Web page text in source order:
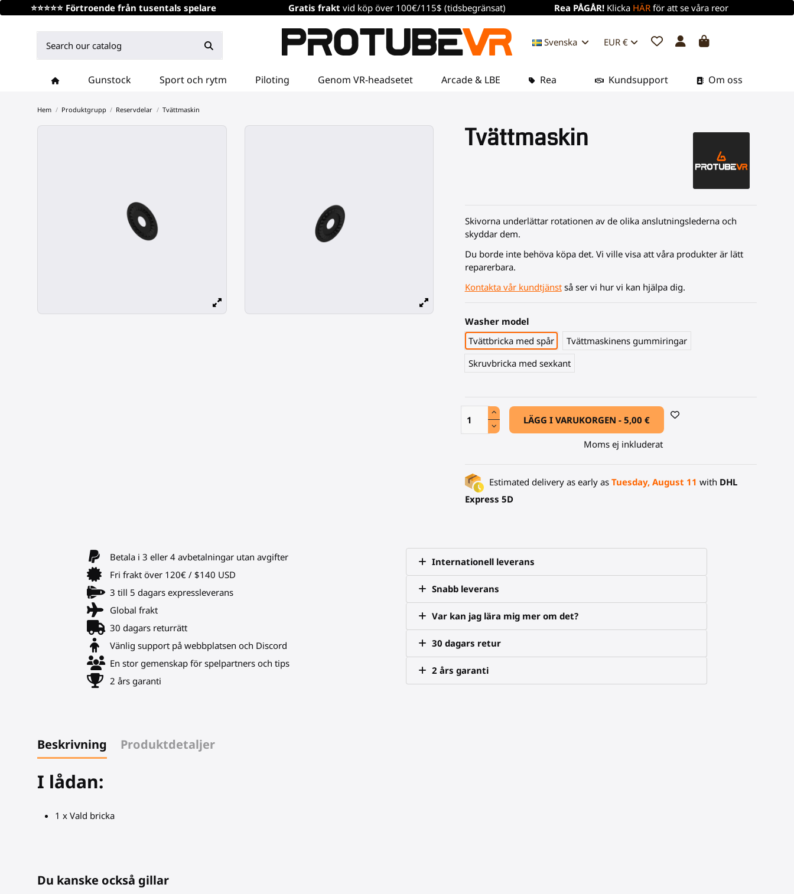
⭐⭐⭐⭐⭐ Förtroende från tusentals spelare Gratis frakt vid köp över 100€/115$ (tidsbegränsat) Rea PÅGÅR!Klicka HÄR för att se våra reor
EUR €
Svenska
Gunstock Sport och rytm Piloting Genom VR-headsetet Arcade & LBE Rea Om oss
Kundsupport
Hem Produktgrupp Reservdelar Tvättmaskin
Tvättmaskin
Skivorna underlättar rotationen av de olika anslutningslederna och
skyddar dem.
Du borde inte behöva köpa det. Vi ville visa att våra produkter är lätt
reparerbara.
Kontakta vår kundtjänstså ser vi hur vi kan hjälpa dig.
Washer model
Tvättbricka med spår
Tvättmaskinens gummiringar
Skruvbricka med sexkant
LÄGG I VARUKORGEN -5,00 €
Moms ej inkluderat
Estimated delivery as early as Tuesday, August 11 with DHL
Express 5D
Betala i 3 eller 4 avbetalningar utan avgifter
Fri frakt över 120€ / $140 USD
3 till 5 dagars expressleverans
Global frakt
30 dagars returrätt
Vänlig support på webbplatsen och Discord
En stor gemenskap för spelpartners och tips
2 års garanti
Internationell leverans
Snabb leverans
Var kan jag lära mig mer om det?
30 dagars retur
2 års garanti
Beskrivning Produktdetaljer
I lådan:
1 x Vald bricka
Du kanske också gillar